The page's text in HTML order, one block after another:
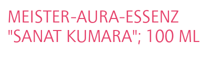
MEISTER-AURA-ESSENZ
"SANAT KUMARA"; 100 ML